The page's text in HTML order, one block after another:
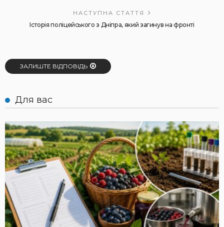
НАСТУПНА СТАТТЯ
Історія поліцейського з Дніпра, який загинув на фронті
ЗАЛИШТЕ ВІДПОВІДЬ
Для вас